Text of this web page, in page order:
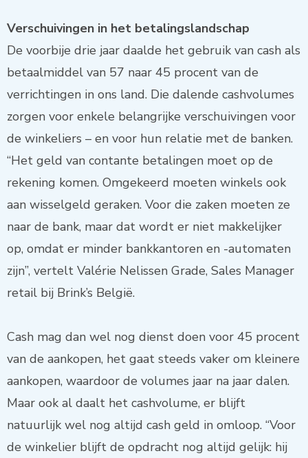
Verschuivingen in het betalingslandschap
De voorbije drie jaar daalde het gebruik van cash als
betaalmiddel van 57 naar 45 procent van de
verrichtingen in ons land. Die dalende cashvolumes
zorgen voor enkele belangrijke verschuivingen voor
de winkeliers – en voor hun relatie met de banken.
“Het geld van contante betalingen moet op de
rekening komen. Omgekeerd moeten winkels ook
aan wisselgeld geraken. Voor die zaken moeten ze
naar de bank, maar dat wordt er niet makkelijker
op, omdat er minder bankkantoren en -automaten
zijn”, vertelt Valérie Nelissen Grade, Sales Manager
retail bij Brink’s België.
Cash mag dan wel nog dienst doen voor 45 procent
van de aankopen, het gaat steeds vaker om kleinere
aankopen, waardoor de volumes jaar na jaar dalen.
Maar ook al daalt het cashvolume, er blijft
natuurlijk wel nog altijd cash geld in omloop. “Voor
de winkelier blijft de opdracht nog altijd gelijk: hij